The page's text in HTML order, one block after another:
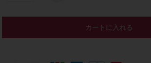
カートに入れる